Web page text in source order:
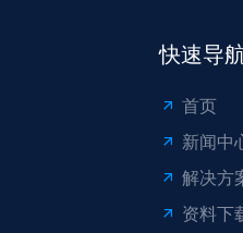
快速导
首页
新闻中
解决方
资料下